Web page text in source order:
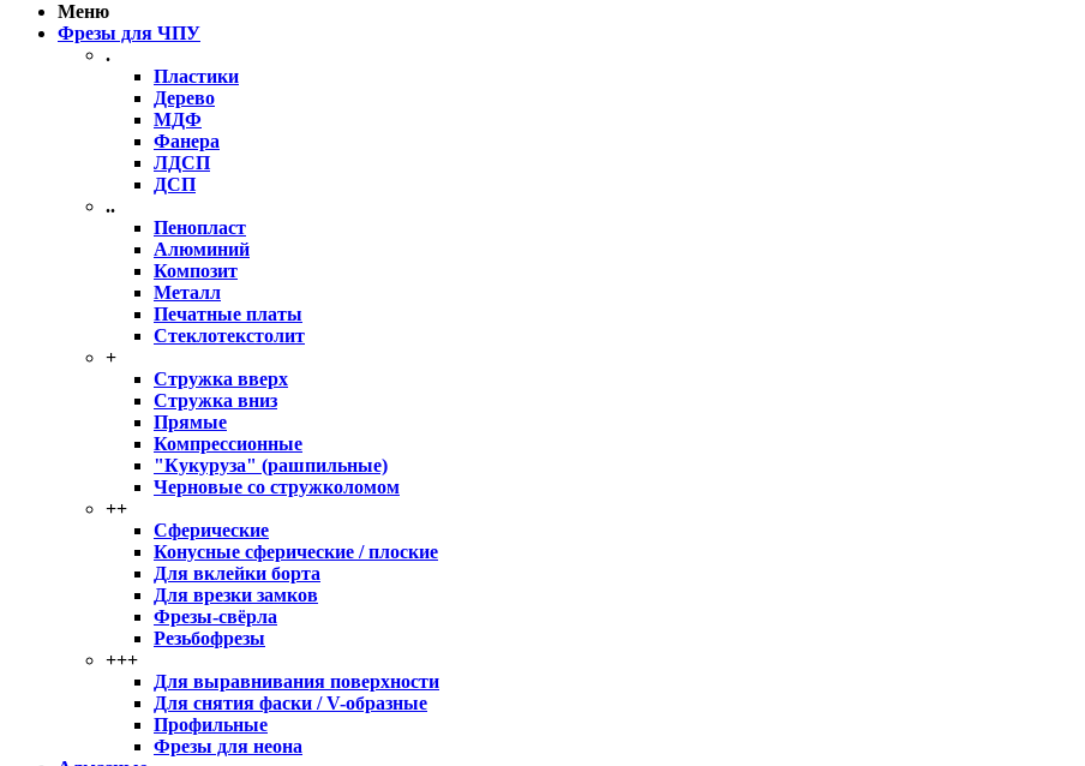
Меню
Фрезы для ЧПУ
.
Пластики
Дерево
МДФ
Фанера
ЛДСП
ДСП
..
Пенопласт
Алюминий
Композит
Металл
Печатные платы
Стеклотекстолит
+
Стружка вверх
Стружка вниз
Прямые
Компрессионные
"Кукуруза" (рашпильные)
Черновые со стружколомом
++
Сферические
Конусные сферические / плоские
Для вклейки борта
Для врезки замков
Фрезы-свёрла
Резьбофрезы
+++
Для выравнивания поверхности
Для снятия фаски / V-образные
Профильные
Фрезы для неона